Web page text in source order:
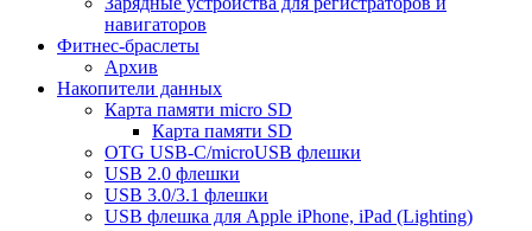
навигаторов
Фитнес-браслеты
Архив
Накопители данных
Карта памяти micro SD
Карта памяти SD
OTG USB-C/microUSB флешки
USB 2.0 флешки
USB 3.0/3.1 флешки
USB флешка для Apple iPhone, iPad (Lighting)